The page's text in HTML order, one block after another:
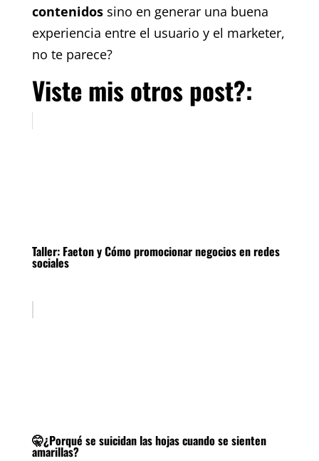
contenidossino en generar una buena
experiencia entre el usuario y el marketer,
no te parece?
Viste mis otros post?:
Taller: Faeton y Cómo promocionar negocios en redes
sociales
🤫¿Porqué se suicidan las hojas cuando se sienten
amarillas?